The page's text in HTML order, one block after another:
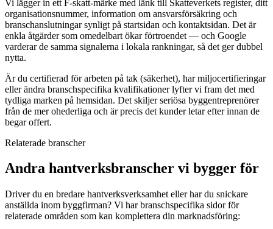
Vi lägger in ett F-skatt-märke med länk till Skatteverkets register, ditt
organisationsnummer, information om ansvarsförsäkring och
branschanslutningar synligt på startsidan och kontaktsidan. Det är
enkla åtgärder som omedelbart ökar förtroendet — och Google
varderar de samma signalerna i lokala rankningar, så det ger dubbel
nytta.
Är du certifierad för arbeten på tak (säkerhet), har miljocertifieringar
eller ändra branschspecifika kvalifikationer lyfter vi fram det med
tydliga marken på hemsidan. Det skiljer seriösa byggentreprenörer
från de mer ohederliga och är precis det kunder letar efter innan de
begar offert.
Relaterade branscher
Andra hantverksbranscher vi bygger för
Driver du en bredare hantverksverksamhet eller har du snickare
anställda inom byggfirman? Vi har branschspecifika sidor för
relaterade områden som kan komplettera din marknadsföring: